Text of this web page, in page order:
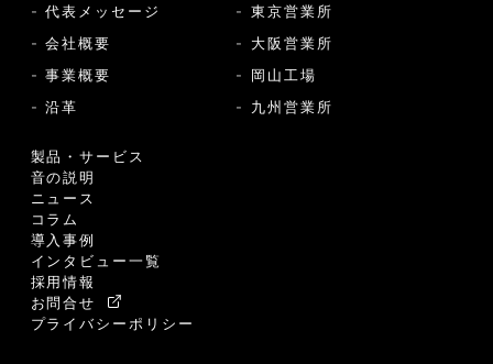
- 代表メッセージ
- 会社概要
- 事業概要
- 沿革
製品・サービス
音の説明
ニュース
コラム
導入事例
インタビュー一覧
採用情報
お問合せ
プライバシーポリシー
- 東京営業所
- 大阪営業所
- 岡山工場
- 九州営業所